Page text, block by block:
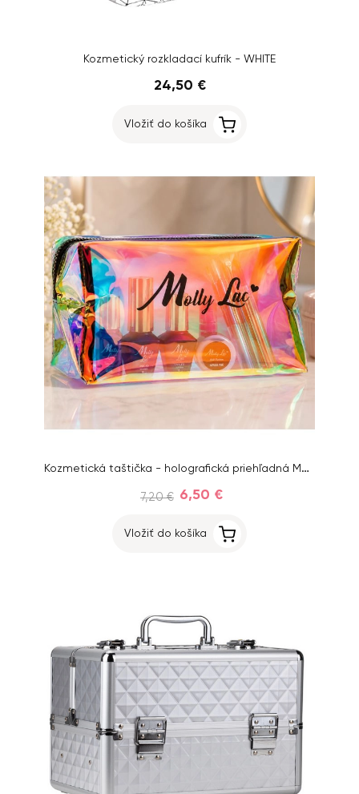
Kozmetický rozkladací kufrík - WHITE
24,50 €
Vložiť do košíka
Kozmetická taštička - holografická priehľadná MollyLac
7,20 € 6,50 €
Vložiť do košíka